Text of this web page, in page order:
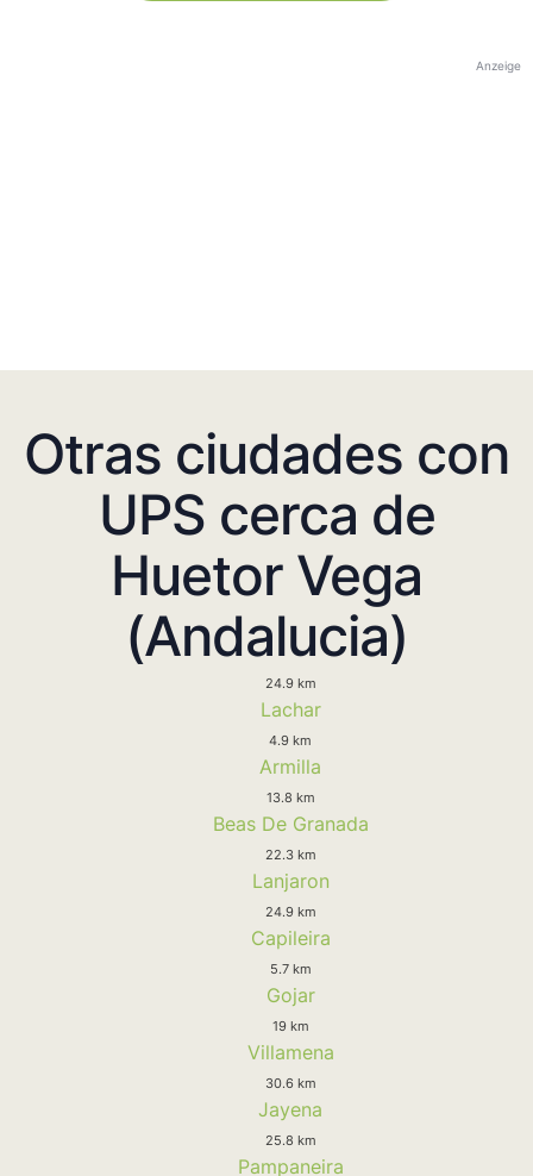
Anzeige
Otras ciudades con
UPS cerca de
Huetor Vega
(Andalucia)
24.9 km
Lachar
4.9 km
Armilla
13.8 km
Beas De Granada
22.3 km
Lanjaron
24.9 km
Capileira
5.7 km
Gojar
19 km
Villamena
30.6 km
Jayena
25.8 km
Pampaneira